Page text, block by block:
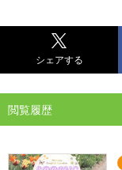
シェアする
閲覧履歴